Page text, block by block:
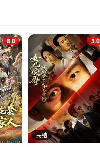
8.0
完结
3.0